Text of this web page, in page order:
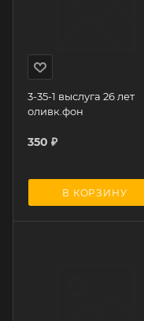
3-35-1 выслуга 26 лет
оливк.фон
350 ₽
В КОРЗИНУ